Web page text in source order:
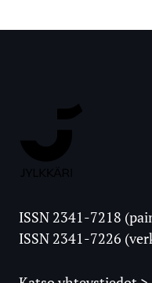
Ylioppilaslehti
ISSN 2341-7218
ISSN 2341-7226